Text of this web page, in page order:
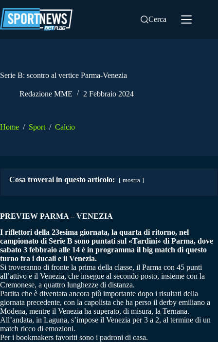
al
contenuto
Cerca
Serie B: scontro al vertice Parma-Venezia
Redazione MME 2 Febbraio 2024
Home / Sport / Calcio
Cosa troverai in questo articolo: mostra
PREVIEW PARMA – VENEZIA
I riflettori della 23esima giornata, la quarta di ritorno, nel
campionato di Serie B sono puntati sul «Tardini» di Parma, dove
sabato 3 febbraio alle 14 è in programma il big match di questo
turno fra i ducali e il Venezia.
Si troveranno di fronte la prima della classe, il Parma con 45 punti
all’attivo e il Venezia, che insegue al secondo posto, insieme con la
Cremonese, a quattro lunghezze di distanza.
Partita che è diventata ancora più importante dopo i risultati della
giornata precedente, con la capolista che ha perso il derby emiliano a
Modena, mentre il Venezia ha superato, di misura, la Ternana.
All’andata, in Laguna, s’impose il Venezia per 3 a 2, al termine di un
match ricco di emozioni.
Per i bookmakers favoriti sono i padroni di casa.